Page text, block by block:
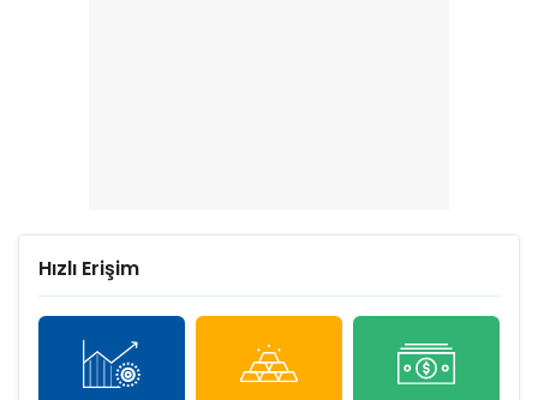
Hızlı Erişim